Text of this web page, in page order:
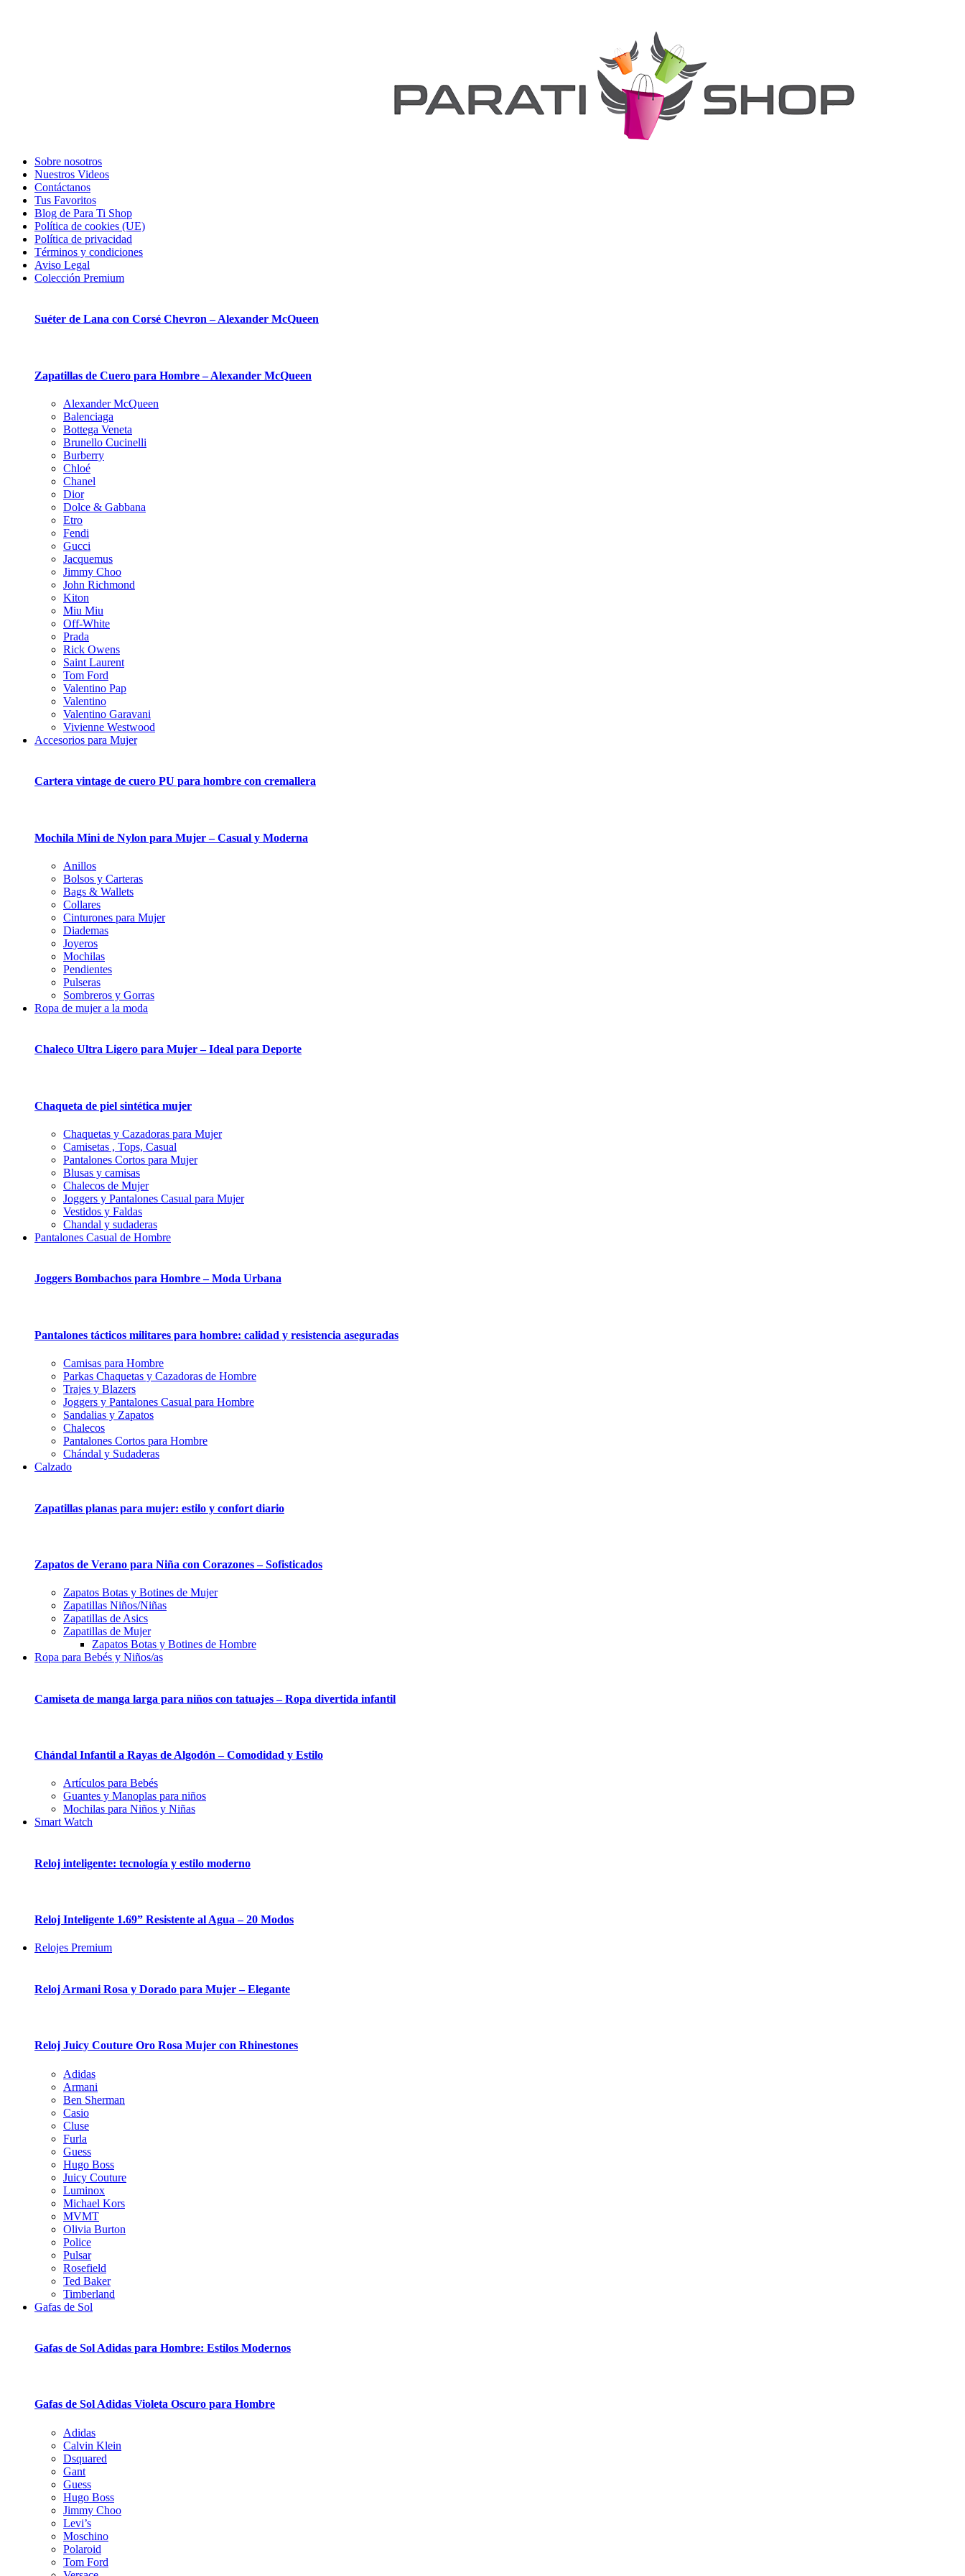
Sobre nosotros
Nuestros Videos
Contáctanos
Tus Favoritos
Blog de Para Ti Shop
Política de cookies (UE)
Política de privacidad
Términos y condiciones
Aviso Legal
Colección Premium
Suéter de Lana con Corsé Chevron – Alexander McQueen
Zapatillas de Cuero para Hombre – Alexander McQueen
Alexander McQueen
Balenciaga
Bottega Veneta
Brunello Cucinelli
Burberry
Chloé
Chanel
Dior
Dolce & Gabbana
Etro
Fendi
Gucci
Jacquemus
Jimmy Choo
John Richmond
Kiton
Miu Miu
Off-White
Prada
Rick Owens
Saint Laurent
Tom Ford
Valentino Pap
Valentino
Valentino Garavani
Vivienne Westwood
Accesorios para Mujer
Cartera vintage de cuero PU para hombre con cremallera
Mochila Mini de Nylon para Mujer – Casual y Moderna
Anillos
Bolsos y Carteras
Bags & Wallets
Collares
Cinturones para Mujer
Diademas
Joyeros
Mochilas
Pendientes
Pulseras
Sombreros y Gorras
Ropa de mujer a la moda
Chaleco Ultra Ligero para Mujer – Ideal para Deporte
Chaqueta de piel sintética mujer
Chaquetas y Cazadoras para Mujer
Camisetas , Tops, Casual
Pantalones Cortos para Mujer
Blusas y camisas
Chalecos de Mujer
Joggers y Pantalones Casual para Mujer
Vestidos y Faldas
Chandal y sudaderas
Pantalones Casual de Hombre
Joggers Bombachos para Hombre – Moda Urbana
Pantalones tácticos militares para hombre: calidad y resistencia aseguradas
Camisas para Hombre
Parkas Chaquetas y Cazadoras de Hombre
Trajes y Blazers
Joggers y Pantalones Casual para Hombre
Sandalias y Zapatos
Chalecos
Pantalones Cortos para Hombre
Chándal y Sudaderas
Calzado
Zapatillas planas para mujer: estilo y confort diario
Zapatos de Verano para Niña con Corazones – Sofisticados
Zapatos Botas y Botines de Mujer
Zapatillas Niños/Niñas
Zapatillas de Asics
Zapatillas de Mujer
Zapatos Botas y Botines de Hombre
Ropa para Bebés y Niños/as
Camiseta de manga larga para niños con tatuajes – Ropa divertida infantil
Chándal Infantil a Rayas de Algodón – Comodidad y Estilo
Artículos para Bebés
Guantes y Manoplas para niños
Mochilas para Niños y Niñas
Smart Watch
Reloj inteligente: tecnología y estilo moderno
Reloj Inteligente 1.69” Resistente al Agua – 20 Modos
Relojes Premium
Reloj Armani Rosa y Dorado para Mujer – Elegante
Reloj Juicy Couture Oro Rosa Mujer con Rhinestones
Adidas
Armani
Ben Sherman
Casio
Cluse
Furla
Guess
Hugo Boss
Juicy Couture
Luminox
Michael Kors
MVMT
Olivia Burton
Police
Pulsar
Rosefield
Ted Baker
Timberland
Gafas de Sol
Gafas de Sol Adidas para Hombre: Estilos Modernos
Gafas de Sol Adidas Violeta Oscuro para Hombre
Adidas
Calvin Klein
Dsquared
Gant
Guess
Hugo Boss
Jimmy Choo
Levi’s
Moschino
Polaroid
Tom Ford